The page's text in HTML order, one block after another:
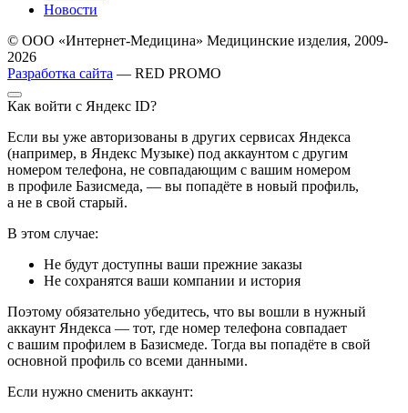
Новости
© ООО «Интернет-Медицина» Медицинские изделия, 2009-
2026
Разработка сайта — RED PROMO
Как войти с Яндекс ID?
Если вы уже авторизованы в других сервисах Яндекса
(например, в Яндекс Музыке) под аккаунтом с другим
номером телефона, не совпадающим с вашим номером
в профиле Базисмеда, — вы попадёте в новый профиль,
а не в свой старый.
В этом случае:
Не будут доступны ваши прежние заказы
Не сохранятся ваши компании и история
Поэтому обязательно убедитесь, что вы вошли в нужный
аккаунт Яндекса — тот, где номер телефона совпадает
с вашим профилем в Базисмеде. Тогда вы попадёте в свой
основной профиль со всеми данными.
Если нужно сменить аккаунт: